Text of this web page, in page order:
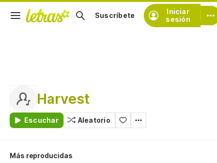
Iniciar
sesión
Suscríbete
Harvest
Escuchar Aleatorio
Más reproducidas